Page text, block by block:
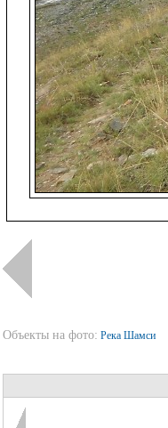
Объекты на фото: Река Шамси